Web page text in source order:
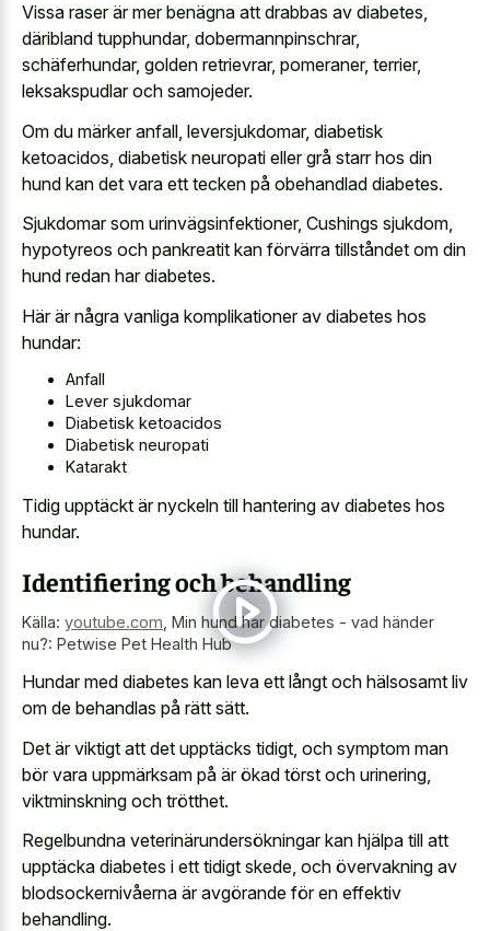
Vissa raser är mer benägna att drabbas av diabetes,
däribland tupphundar, dobermannpinschrar,
schäferhundar, golden retrievrar, pomeraner, terrier,
leksakspudlar och samojeder.
Om du märker anfall, leversjukdomar, diabetisk
ketoacidos, diabetisk neuropati eller grå starr hos din
hund kan det vara ett tecken på obehandlad diabetes.
Sjukdomar som urinvägsinfektioner, Cushings sjukdom,
hypotyreos och pankreatit kan förvärra tillståndet om din
hund redan har diabetes.
Här är några vanliga komplikationer av diabetes hos
hundar:
Anfall
Lever sjukdomar
Diabetisk ketoacidos
Diabetisk neuropati
Katarakt
Tidig upptäckt är nyckeln till hantering av diabetes hos
hundar.
Identifiering och behandling
Källa: youtube.com Min hund har diabetes - vad händer
nu?: Petwise Pet Health Hub
Hundar med diabetes kan leva ett långt och hälsosamt liv
om de behandlas på rätt sätt.
Det är viktigt att det upptäcks tidigt, och symptom man
bör vara uppmärksam på är ökad törst och urinering,
viktminskning och trötthet.
Regelbundna veterinärundersökningar kan hjälpa till att
upptäcka diabetes i ett tidigt skede, och övervakning av
blodsockernivåerna är avgörande för en effektiv
behandling.